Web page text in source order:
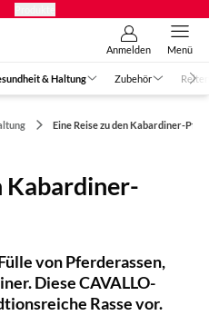
Anmelden Menü
& Haltung Zubehör
Eine Reise zu den Kabardiner-
Kabardiner-
von Pferderassen,
Diese CAVALLO-
Rasse vor.